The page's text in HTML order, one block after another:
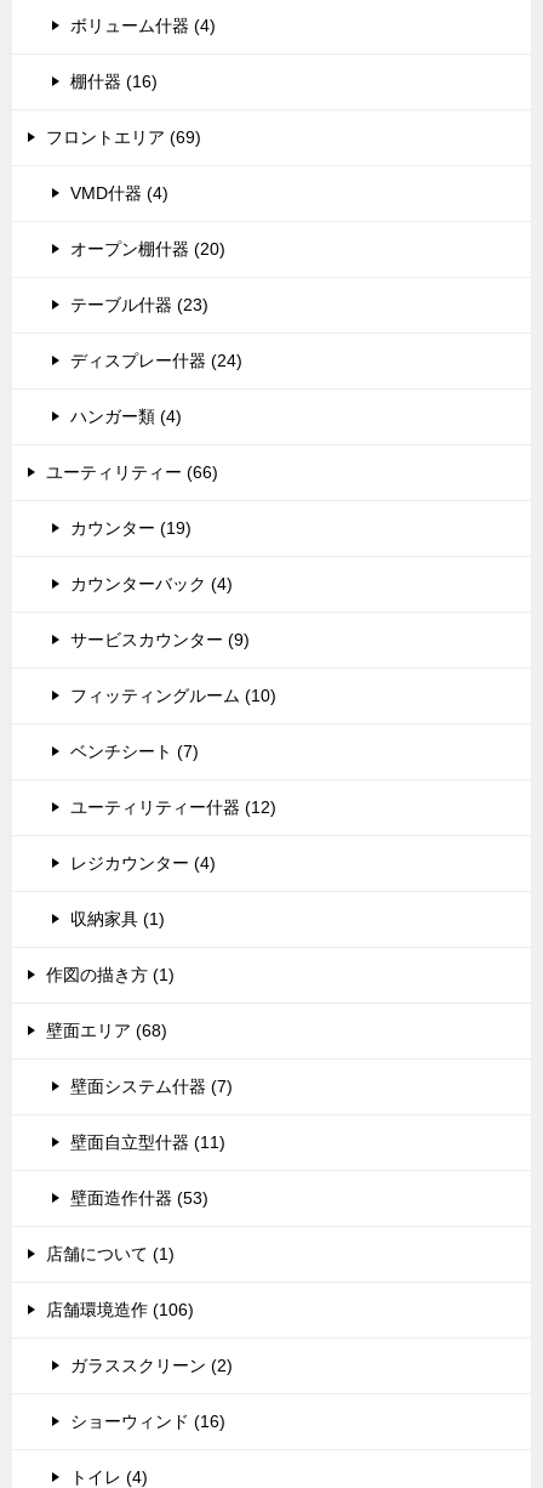
ボリューム什器 (4)
棚什器 (16)
フロントエリア (69)
VMD什器 (4)
オープン棚什器 (20)
テーブル什器 (23)
ディスプレー什器 (24)
ハンガー類 (4)
ユーティリティー (66)
カウンター (19)
カウンターバック (4)
サービスカウンター (9)
フィッティングルーム (10)
ベンチシート (7)
ユーティリティー什器 (12)
レジカウンター (4)
収納家具 (1)
作図の描き方 (1)
壁面エリア (68)
壁面システム什器 (7)
壁面自立型什器 (11)
壁面造作什器 (53)
店舗について (1)
店舗環境造作 (106)
ガラススクリーン (2)
ショーウィンド (16)
トイレ (4)